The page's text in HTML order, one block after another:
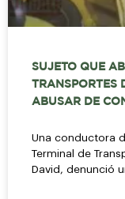
SUJETO QUE
TRANSPORTES
ABUSAR DE
Una conductora
Terminal de
David, denunció